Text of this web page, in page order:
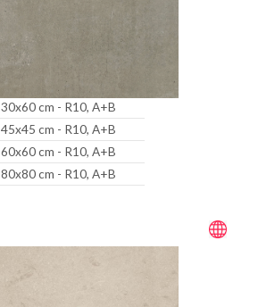
30x60 cm - R10, A+B
45x45 cm - R10, A+B
60x60 cm - R10, A+B
80x80 cm - R10, A+B